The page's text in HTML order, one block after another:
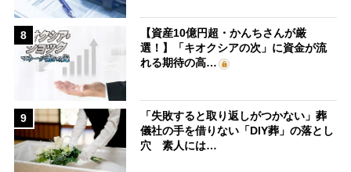
8
【資産10億円超・かんちさんが厳
選！】「キオクシアの次」に資金が流
れる期待の高…
9
「失敗すると取り返しがつかない」葬
儀社の手を借りない「DIY葬」の落とし
穴 素人には…